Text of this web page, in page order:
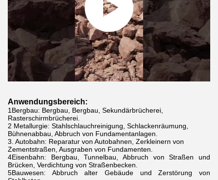
Anwendungsbereich:
1Bergbau: Bergbau, Bergbau, Sekundärbrücherei,
Rasterschirmbrücherei.
2­ Metallurgie: Stahlschlauchreinigung, Schlackenräumung,
Bühnenabbau, Abbruch von Fundamentanlagen.
3. Autobahn: Reparatur von Autobahnen, Zerkleinern von
Zementstraßen, Ausgraben von Fundamenten.
4Eisenbahn: Bergbau, Tunnelbau, Abbruch von Straßen und
Brücken, Verdichtung von Straßenbecken.
5Bauwesen: Abbruch alter Gebäude und Zerstörung von